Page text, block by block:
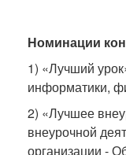
Номинации
1) «Лучший
информатики,
2) «Лучшее
внеурочной
организации -